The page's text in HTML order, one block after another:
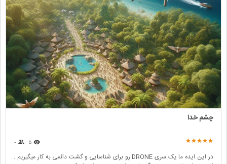
چشم خدا
۵
در این ایده ما یک سری DRONE رو برای شناسایی و گشت دائمی به کار میگیریم .